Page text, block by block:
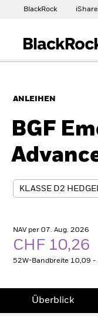
BlackRock
ANLEIHEN
BGF
NAV per 07. Aug. 2026
CHF 10,26
52W-Bandbreite 10,09 -
Überblick